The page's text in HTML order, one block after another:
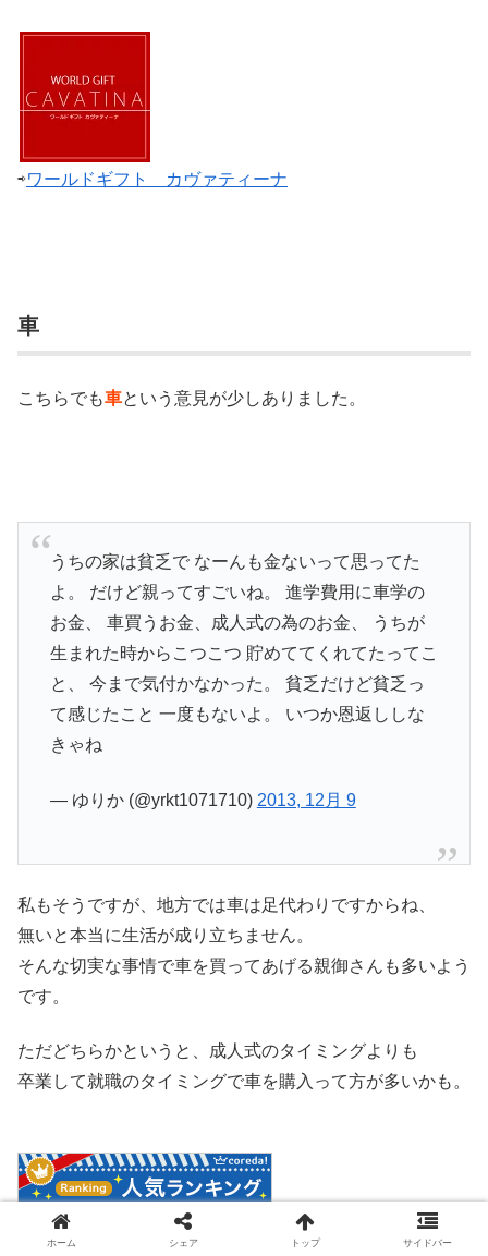
⇨ワールドギフト カヴァティーナ
車
こちらでも車という意見が少しありました。
うちの家は貧乏で なーんも金ないって思ってた
よ。 だけど親ってすごいね。 進学費用に車学の
お金、 車買うお金、成人式の為のお金、 うちが
生まれた時からこつこつ 貯めててくれてたってこ
と、 今まで気付かなかった。 貧乏だけど貧乏っ
て感じたこと 一度もないよ。 いつか恩返ししな
きゃね
— ゆりか (@yrkt1071710) 2013, 12月 9
私もそうですが、地方では車は足代わりですからね、
無いと本当に生活が成り立ちません。
そんな切実な事情で車を買ってあげる親御さんも多いよう
です。
ただどちらかというと、成人式のタイミングよりも
卒業して就職のタイミングで車を購入って方が多いかも。
ホーム シェア トップ サイドバー